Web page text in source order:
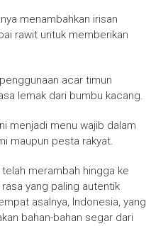
menambahkan irisan
rawit untuk memberikan
acar timun
lemak dari bumbu kacang.
menjadi menu wajib dalam
maupun pesta rakyat.
merambah hingga ke
rasa yang paling autentik
asalnya, Indonesia, yang
bahan-bahan segar dari